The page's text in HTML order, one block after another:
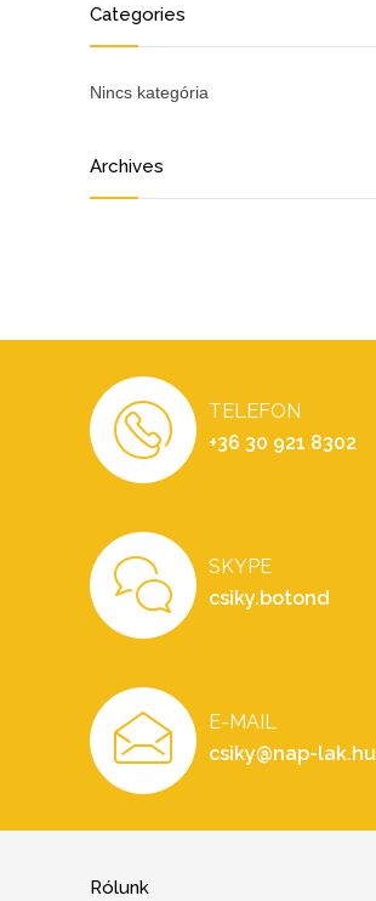
Categories
Nincs kategória
Archives
TELEFON
+36 30 921 8302
SKYPE
csiky.botond
E-MAIL
csiky@nap-lak.hu
Rólunk